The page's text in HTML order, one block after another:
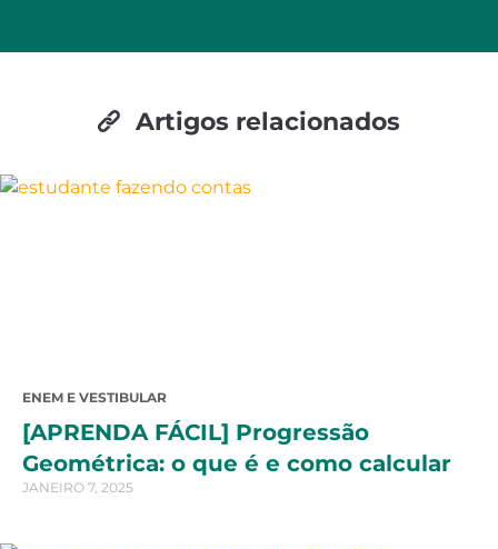
Artigos relacionados
ENEM E VESTIBULAR
[APRENDA FÁCIL] Progressão
Geométrica: o que é e como calcular
JANEIRO 7, 2025